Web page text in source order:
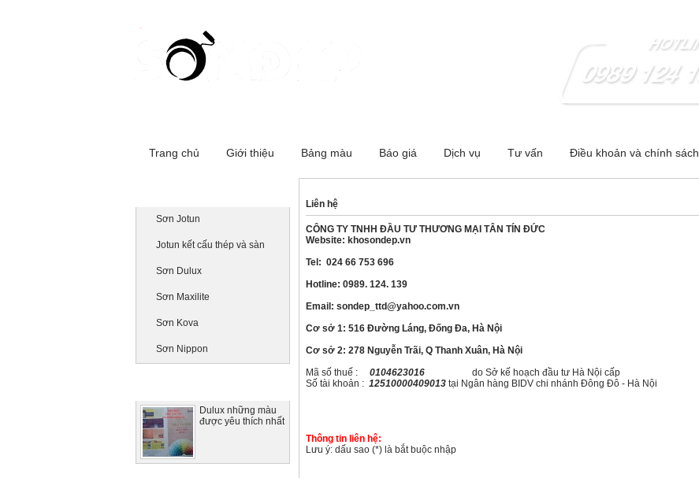
Trang chủ Giới thiệu Bảng màu Báo giá Dịch vụ Tư vấn Điều khoản và chính sách
Sơn Jotun
Jotun kết cấu thép và sàn
Sơn Dulux
Sơn Maxilite
Sơn Kova
Sơn Nippon
Dulux những màu
được yêu thích nhất
Liên hệ
CÔNG TY TNHH ĐẦU TƯ THƯƠNG MẠI TÂN TÍN ĐỨC
Website: khosondep.vn
Tel: 024 66 753 696
Hotline: 0989. 124. 139
Email: sondep_ttd@yahoo.com.vn
Cơ sở 1: 516 Đường Láng, Đống Đa, Hà Nội
Cơ sở 2: 278 Nguyễn Trãi, Q Thanh Xuân, Hà Nội
Mã số thuế : 0104623016
do Sở kế hoạch đầu tư Hà Nội cấp
Số tài khoản : 12510000409013 tại Ngân hàng BIDV chi nhánh Đông Đô - Hà Nội
Thông tin liên hệ:
Lưu ý: dấu sao (*) là bắt buộc nhập